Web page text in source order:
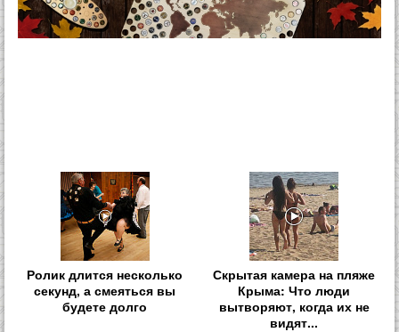
Ролик длится несколько
секунд, а смеяться вы
будете долго
Скрытая камера на пляже
Крыма: Что люди
вытворяют, когда их не
видят...